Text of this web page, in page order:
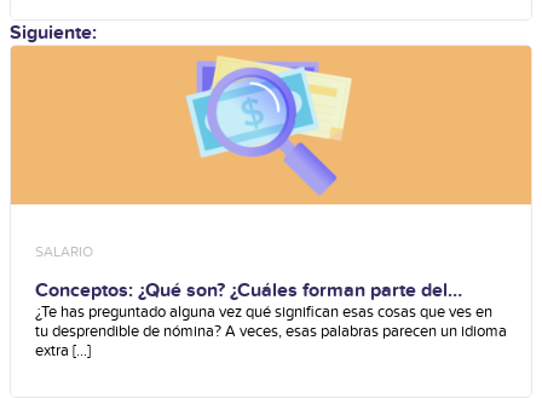
Siguiente:
SALARIO
Conceptos: ¿Qué son? ¿Cuáles forman parte del
salario?
¿Te has preguntado alguna vez qué significan esas cosas que ves en
tu desprendible de nómina? A veces, esas palabras parecen un idioma
extra [...]